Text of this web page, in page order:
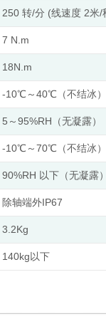
250 转/分 (线速度 2米/
7 N.m
18N.m
-10℃～40℃（不结冰）
5～95%RH（无凝露）
-10℃～70℃（不结冰）
90%RH 以下（无凝露）
除轴端外IP67
3.2Kg
140kg以下